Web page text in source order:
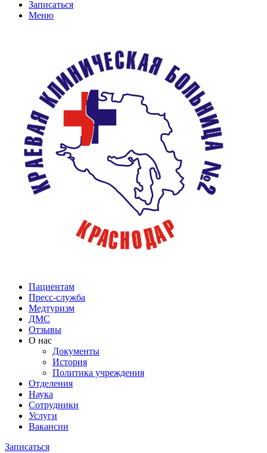
Записаться
Меню
Пациентам
Пресс-служба
Медтуризм
ДМС
Отзывы
О нас
Документы
История
Политика учреждения
Отделения
Наука
Сотрудники
Услуги
Вакансии
Записаться